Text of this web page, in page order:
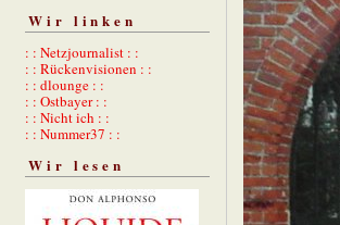
Wir linken
: : Netzjournalist : :
: : Rückenvisionen : :
: : dlounge : :
: : Ostbayer : :
: : Nicht ich : :
: : Nummer37 : :
Wir lesen